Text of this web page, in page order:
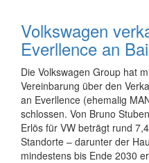
Volks­wagen
Everllence an
Die Volks­wagen Group hat
Ver­ein­ba­rung über den
an Everllence (ehe­ma­lig
schlossen. Von Bruno
Er­lös für VW be­trägt rund
Stand­orte – dar­unter der
min­des­tens bis Ende 2030